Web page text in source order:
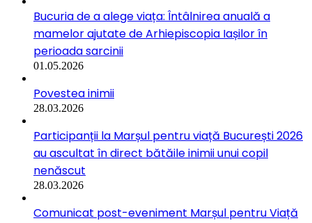
Bucuria de a alege viața: Întâlnirea anuală a
mamelor ajutate de Arhiepiscopia Iașilor în
perioada sarcinii
01.05.2026
Povestea inimii
28.03.2026
Participanții la Marșul pentru viață București 2026
au ascultat în direct bătăile inimii unui copil
nenăscut
28.03.2026
Comunicat post-eveniment Marșul pentru Viață